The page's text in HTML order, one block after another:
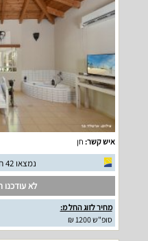
איש קשר: חן
נמצאו 42 חוות דעת אמיתיות
לא עודכנו
מחיר לזוג החל מ:
סופ"ש 1200 ₪